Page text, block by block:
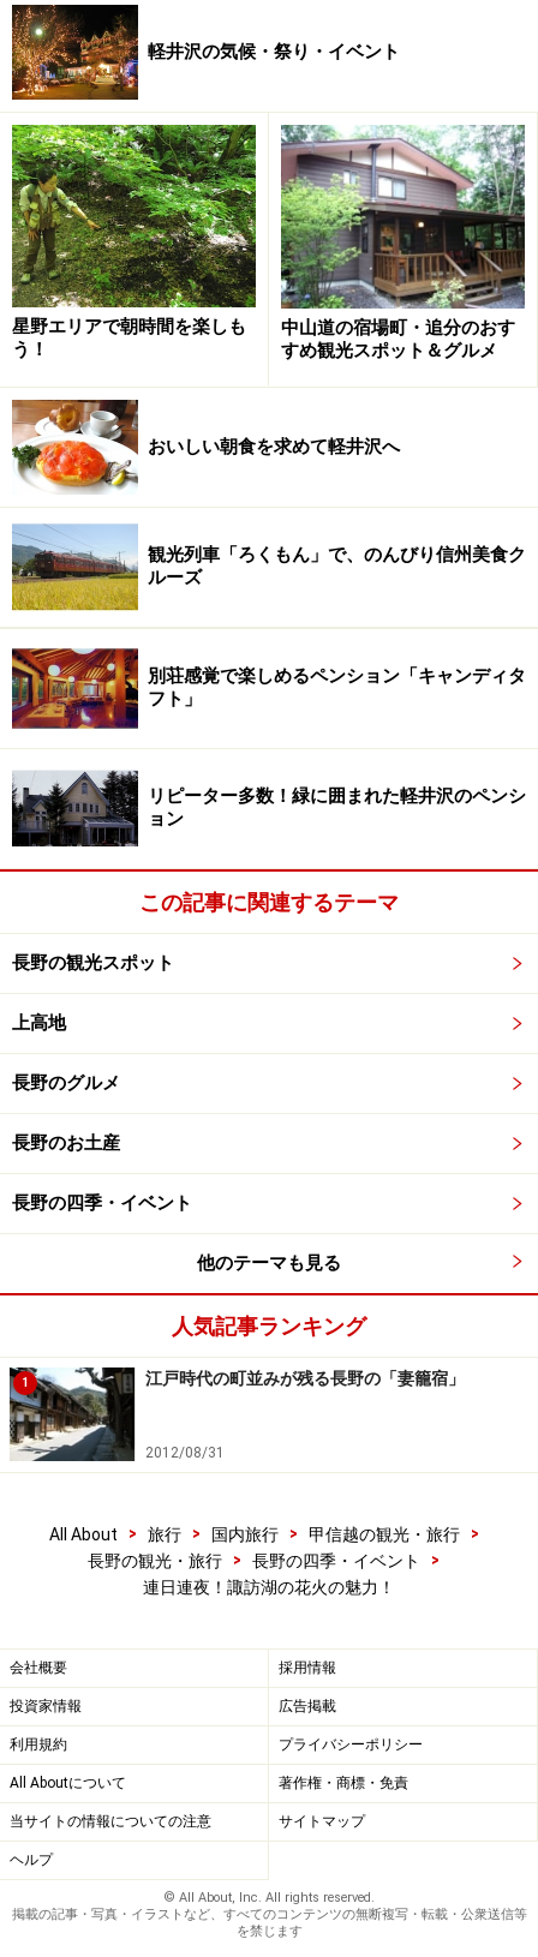
軽井沢の気候・祭り・イベント
星野エリアで朝時間を楽しも
う！
中山道の宿場町・追分のおす
すめ観光スポット＆グルメ
おいしい朝食を求めて軽井沢へ
観光列車「ろくもん」で、のんびり信州美食ク
ルーズ
別荘感覚で楽しめるペンション「キャンディタ
フト」
リピーター多数！緑に囲まれた軽井沢のペンシ
ョン
この記事に関連するテーマ
長野の観光スポット
上高地
長野のグルメ
長野のお土産
長野の四季・イベント
他のテーマも見る
人気記事ランキング
1 江戸時代の町並みが残る長野の「妻籠宿」
2012/08/31
All About > 旅行 > 国内旅行 > 甲信越の観光・旅行
>
長野の観光・旅行
> 長野の四季・イベント
>
連日連夜！諏訪湖の花火の魅力！
会社概要 採用情報
投資家情報 広告掲載
利用規約 プライバシーポリシー
All Aboutについて 著作権・商標・免責
当サイトの情報についての注意 サイトマップ
ヘルプ
© All About, Inc. All rights reserved.
掲載の記事・写真・イラストなど、すべてのコンテンツの無断複写・転載・公衆送信等
を禁じます